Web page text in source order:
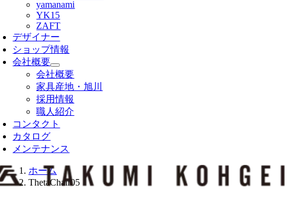
yamanami
YK15
ZAFT
デザイナー
ショップ情報
会社概要
会社概要
家具産地・旭川
採用情報
職人紹介
コンタクト
カタログ
メンテナンス
ホーム
ThetaChair05